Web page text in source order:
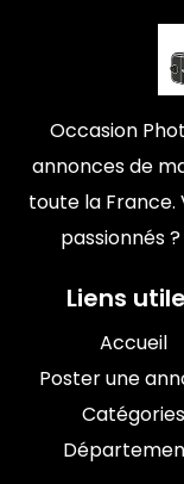
Occasion
annonces de
toute la France.
passionnés
Liens
Accueil
Poster une
Catégories